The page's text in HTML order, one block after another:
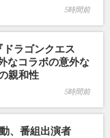
5時間前
ドラゴンクエス
なコラボの意外な
親和性
5時間前
、番組出演者